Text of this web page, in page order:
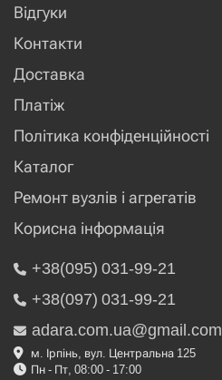
Відгуки
Контакти
Доставка
Платіж
Політика конфіденційності
Каталог
Ремонт вузлів і агрегатів
Корисна інформація
+38(095) 031-99-21
+38(097) 031-99-21
adara.com.ua@gmail.com
м. Ірпінь, вул. Центральна 125
Пн - Пт, 08:00 - 17:00